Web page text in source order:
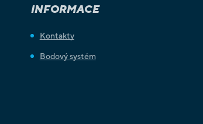
INFORMACE
Kontakty
Bodový systém